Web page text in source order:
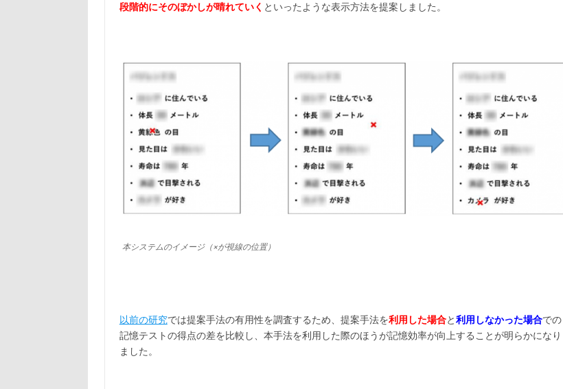
段階的にそのぼかしが晴れていく といったような表示方法を提案しました。
本システムのイメージ（×が視線の位置）
以前の研究では提案手法の有用性を調査するため、提案手法を利用した場合と利用しなかった場合での
記憶テストの得点の差を比較し、本手法を利用した際のほうが記憶効率が向上することが明らかになり
ました。